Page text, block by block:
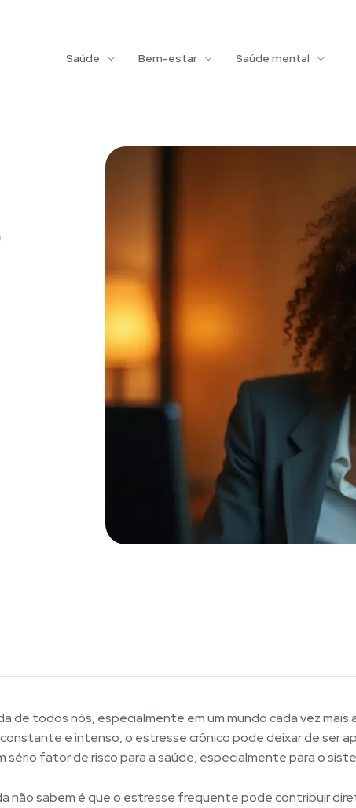
Saúde Bem-estar Saúde mental
de todos nós, especialmente em um mundo cada vez mais
e intenso, o estresse crônico pode deixar de ser
sério fator de risco para a saúde, especialmente para o
não sabem é que o estresse frequente pode contribuir